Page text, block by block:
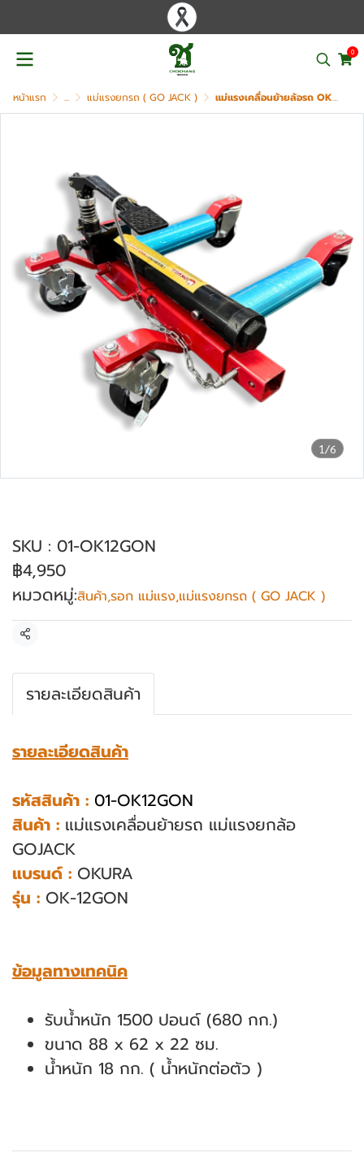
0
หน้าแรก ... แม่แรงยกรถ ( GO JACK ) แม่แรงเคลื่อนย้ายล้อรถ OKURA รุ่น OK-12GON
1/6
SKU : 01-OK12GON
฿4,950
หมวดหมู่:สินค้า,รอก แม่แรง,แม่แรงยกรถ ( GO JACK )
แชร์
รายละเอียดสินค้า
รายละเอียดสินค้า
รหัสสินค้า : 01-OK12GON
สินค้า : แม่แรงเคลื่อนย้ายรถ แม่แรงยกล้อ
GOJACK
แบรนด์ : OKURA
รุ่น : OK-12GON
ข้อมูลทางเทคนิค
รับน้ำหนัก 1500 ปอนด์ (680 กก.)
ขนาด 88 x 62 x 22 ซม.
น้ำหนัก 18 กก. ( น้ำหนักต่อตัว )